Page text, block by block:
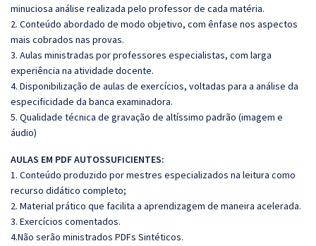
minuciosa análise realizada pelo professor de cada matéria.
2. Conteúdo abordado de modo objetivo, com ênfase nos aspectos
mais cobrados nas provas.
3. Aulas ministradas por professores especialistas, com larga
experiência na atividade docente.
4. Disponibilização de aulas de exercícios, voltadas para a análise da
especificidade da banca examinadora.
5. Qualidade técnica de gravação de altíssimo padrão (imagem e
áudio)
AULAS EM PDF AUTOSSUFICIENTES:
1. Conteúdo produzido por mestres especializados na leitura como
recurso didático completo;
2. Material prático que facilita a aprendizagem de maneira acelerada.
3. Exercícios comentados.
4.Não serão ministrados PDFs Sintéticos.